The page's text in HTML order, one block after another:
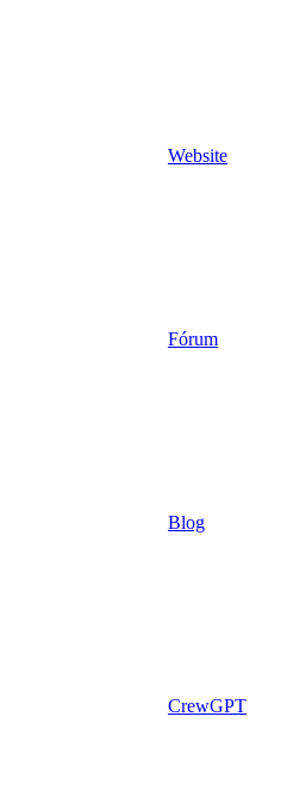
Website
Fórum
Blog
CrewGPT